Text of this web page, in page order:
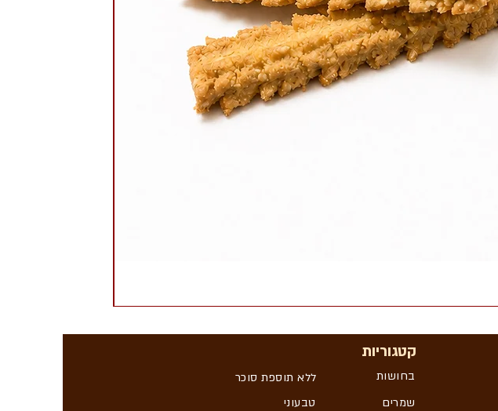
קטגוריות
ללא תוספת סוכר
טבעוני
בחושות
שמרים